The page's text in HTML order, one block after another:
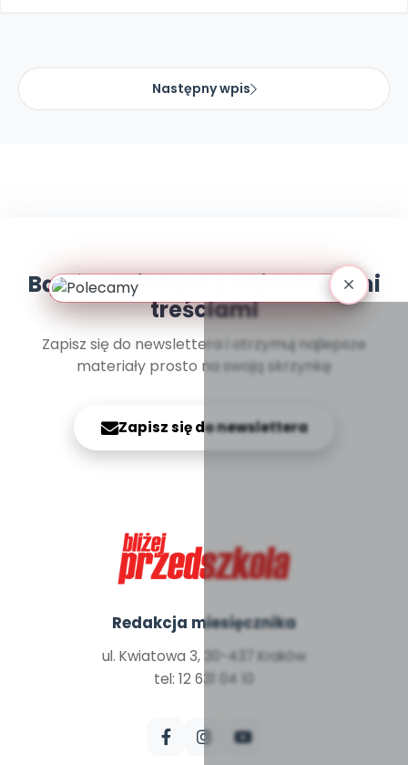
Następny wpis
Bądź na bieżąco z najnowszymi
treściami
Zapisz się do newslettera i otrzymuj najlepsze
materiały prosto na swoją skrzynkę
Zapisz się do newslettera
Redakcja miesięcznika
ul. Kwiatowa 3, 30-437 Kraków
tel: 12 631 04 10